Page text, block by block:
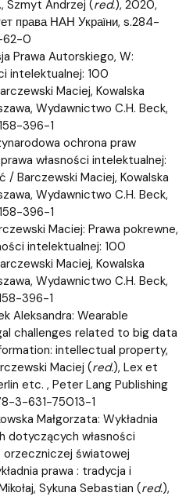
Andrzej (red.), 2020,
права НАН Украïни, s.284-
62-0
Prawa Autorskiego, W:
intelektualnej: 100
Maciej, Kowalska
Wydawnictwo C.H. Beck,
396-1
ochrona praw
własności intelektualnej:
Barczewski Maciej, Kowalska
Wydawnictwo C.H. Beck,
396-1
Maciej: Prawa pokrewne,
intelektualnej: 100
Maciej, Kowalska
Wydawnictwo C.H. Beck,
396-1
Aleksandra: Wearable
challenges related to big data
intellectual property,
Maciej (red.), Lex et
etc. , Peter Lang Publishing
3-631-75013-1
Małgorzata: Wykładnia
dotyczących własności
światowej
prawa : tradycja i
Sykuna Sebastian (red.),